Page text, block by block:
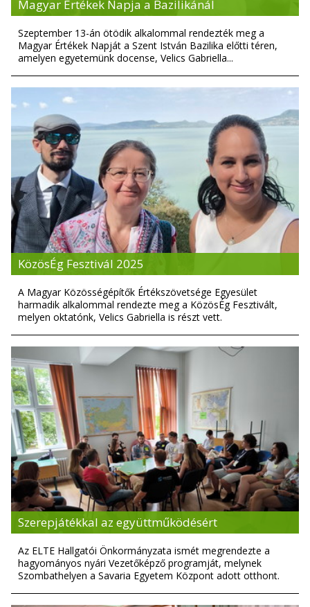
Magyar Értékek Napja a Bazilikánál
Szeptember 13-án ötödik alkalommal rendezték meg a
Magyar Értékek Napját a Szent István Bazilika előtti téren,
amelyen egyetemünk docense, Velics Gabriella...
KözösÉg Fesztivál 2025
A Magyar Közösségépítők Értékszövetsége Egyesület
harmadik alkalommal rendezte meg a KözösÉg Fesztivált,
melyen oktatónk, Velics Gabriella is részt vett.
Szerepjátékkal az együttműködésért
Az ELTE Hallgatói Önkormányzata ismét megrendezte a
hagyományos nyári Vezetőképző programját, melynek
Szombathelyen a Savaria Egyetem Központ adott otthont.